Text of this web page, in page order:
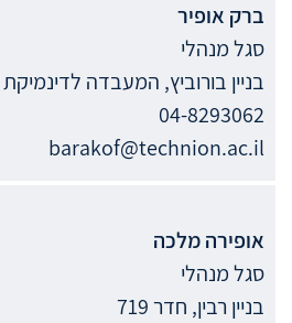
ברק אופיר
סגל מנהלי
בניין בורוביץ, המעבדה
04-8293062
barakof@technion.ac.il
אופירהמלכה
סגל מנהלי
בניין רבין, חדר 719